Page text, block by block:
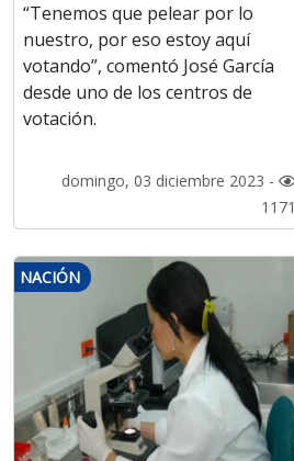
“Tenemos que pelear por lo
nuestro, por eso estoy aquí
votando”, comentó José García
desde uno de los centros de
votación.
domingo, 03 diciembre 2023 -
1171
NACIÓN